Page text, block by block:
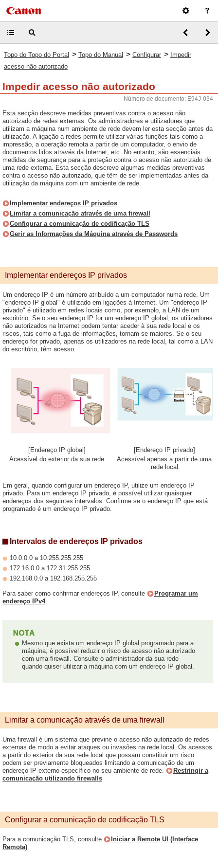
Topo do Topo do Portal > Topo do Manual > Configurar > Impedir
acesso não autorizado
Impedir acesso não autorizado
Número de documento: E94J-034
Esta secção descreve medidas preventivas contra o acesso não
autorizado de redes externas. Os administradores e utilizadores que
utilizam a máquina num ambiente de rede devem ler esta secção antes da
utilização. A ligação a redes permite utilizar várias funções tais como a
impressão, a operação remota a partir de um computador, o envio de
documentos lidos através da Internet, etc. No entanto, são essenciais
medidas de segurança para a proteção contra o acesso não autorizado de
uma rede externa. Esta secção descreve algumas medidas preventivas
contra o acesso não autorizado, que têm de ser implementadas antes da
utilização da máquina com um ambiente de rede.
Implementar endereços IP privados
Limitar a comunicação através de uma firewall
Configurar a comunicação de codificação TLS
Gerir as Informações da Máquina através de Passwords
Implementar endereços IP privados
Um endereço IP é um número atribuído a um computador numa rede. Um
"endereço IP global" é utilizado em ligações à Internet. Um "endereço IP
privado" é utilizado em redes locais como, por exemplo, a LAN de um
escritório. Se o seu endereço IP for um endereço IP global, os utilizadores
não autorizados na Internet podem tentar aceder à sua rede local e os
riscos, tais como a fuga de informações, tornam-se maiores. Se o seu
endereço for privado, apenas os utilizadores na rede local, tal como a LAN
do escritório, têm acesso.
[Endereço IP global]
Acessível do exterior da sua rede
[Endereço IP privado]
Acessível apenas a partir de uma
rede local
Em geral, quando configurar um endereço IP, utilize um endereço IP
privado. Para um endereço IP privado, é possível utilizar quaisquer
endereços dos seguintes intervalos. Confirme se o endereço IP que está
programado é um endereço IP privado.
Intervalos de endereços IP privados
10.0.0.0 a 10.255.255.255
172.16.0.0 a 172.31.255.255
192.168.0.0 a 192.168.255.255
Para saber como confirmar endereços IP, consulte
Programar um
endereço IPv4.
Mesmo que exista um endereço IP global programado para a
máquina, é possível reduzir o risco de acesso não autorizado
com uma firewall. Consulte o administrador da sua rede
quando quiser utilizar a máquina com um endereço IP global.
Limitar a comunicação através de uma firewall
Uma firewall é um sistema que previne o acesso não autorizado de redes
externas de modo a evitar ataques ou invasões na rede local. Os acessos
a partir do exterior da sua rede local que possam constituir um risco
podem ser previamente bloqueados limitando a comunicação de um
endereço IP externo específico no seu ambiente de rede.
Restringir a
comunicação utilizando firewalls
Configurar a comunicação de codificação TLS
Para a comunicação TLS, consulte
Iniciar a Remote UI (Interface
Remota).